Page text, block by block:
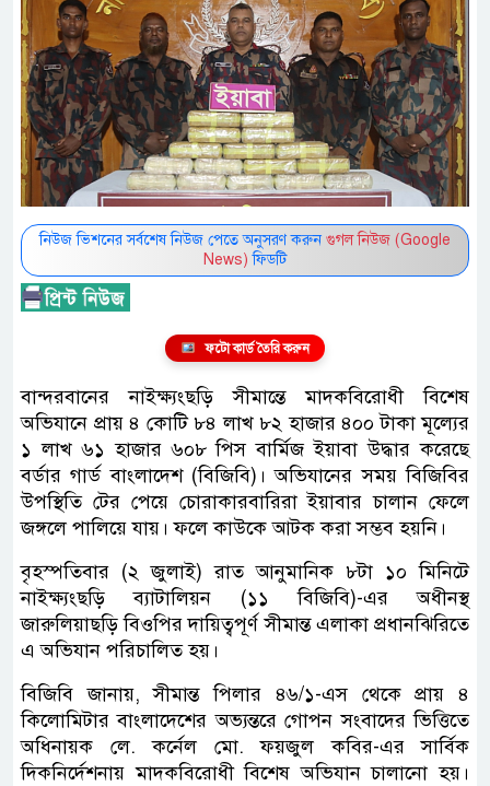
নিউজ ভিশনের সর্বশেষ নিউজ পেতে অনুসরণ করুন গুগল নিউজ (Google
News) ফিডটি
ফটো কার্ড তৈরি করুন
বান্দরবানের নাইক্ষ্যংছড়ি সীমান্তে মাদকবিরোধী বিশেষ
অভিযানে প্রায় ৪ কোটি ৮৪ লাখ ৮২ হাজার ৪০০ টাকা মূল্যের
১ লাখ ৬১ হাজার ৬০৮ পিস বার্মিজ ইয়াবা উদ্ধার করেছে
বর্ডার গার্ড বাংলাদেশ (বিজিবি)। অভিযানের সময় বিজিবির
উপস্থিতি টের পেয়ে চোরাকারবারিরা ইয়াবার চালান ফেলে
জঙ্গলে পালিয়ে যায়। ফলে কাউকে আটক করা সম্ভব হয়নি।
বৃহস্পতিবার (২ জুলাই) রাত আনুমানিক ৮টা ১০ মিনিটে
নাইক্ষ্যংছড়ি ব্যাটালিয়ন (১১ বিজিবি)-এর অধীনস্থ
জারুলিয়াছড়ি বিওপির দায়িত্বপূর্ণ সীমান্ত এলাকা প্রধানঝিরিতে
এ অভিযান পরিচালিত হয়।
বিজিবি জানায়, সীমান্ত পিলার ৪৬/১-এস থেকে প্রায় ৪
কিলোমিটার বাংলাদেশের অভ্যন্তরে গোপন সংবাদের ভিত্তিতে
অধিনায়ক লে. কর্নেল মো. ফয়জুল কবির-এর সার্বিক
দিকনির্দেশনায় মাদকবিরোধী বিশেষ অভিযান চালানো হয়।